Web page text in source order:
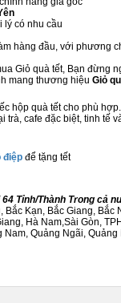
lý có nhu cầu
hàng đầu, với phương
Giỏ quà tết, Bạn đừng
mang thương hiệu Giỏ
hộp quà tết cho phù
trà, cafe đặc biệt, tinh
điệp để tặng tết
Tỉnh/Thành Trong cả
Bắc Kạn, Bắc Giang,
Hà Nam,Sài Gòn,
Quảng Ngãi,